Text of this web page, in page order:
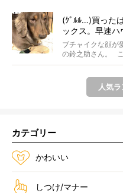
(ｸﾞﾙﾙ…)買った
ックス。早速
り】
ブチャイクな顔が
の鈴之助さん。
人気
カテゴリー
かわいい
しつけ/マナー